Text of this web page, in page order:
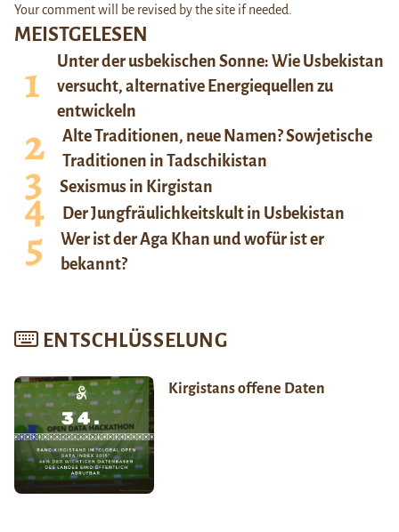
MEISTGELESEN
Unter der usbekischen Sonne: Wie Usbekistan
versucht, alternative Energiequellen zu
entwickeln
Alte Traditionen, neue Namen? Sowjetische
Traditionen in Tadschikistan
Sexismus in Kirgistan
Der Jungfräulichkeitskult in Usbekistan
Wer ist der Aga Khan und wofür ist er
bekannt?
ENTSCHLÜSSELUNG
Kirgistans offene Daten
Your comment will be revised by the site if needed.